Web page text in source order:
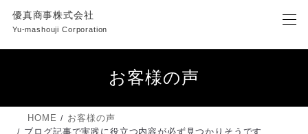
ン
キ
ー
に
優真商事株式会社
Yu-mashouji Corporation
お客様の声
HOME
お客様の声